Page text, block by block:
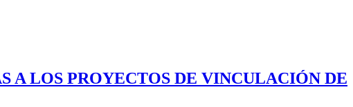
A LOS PROYECTOS DE VINCULACIÓN DE